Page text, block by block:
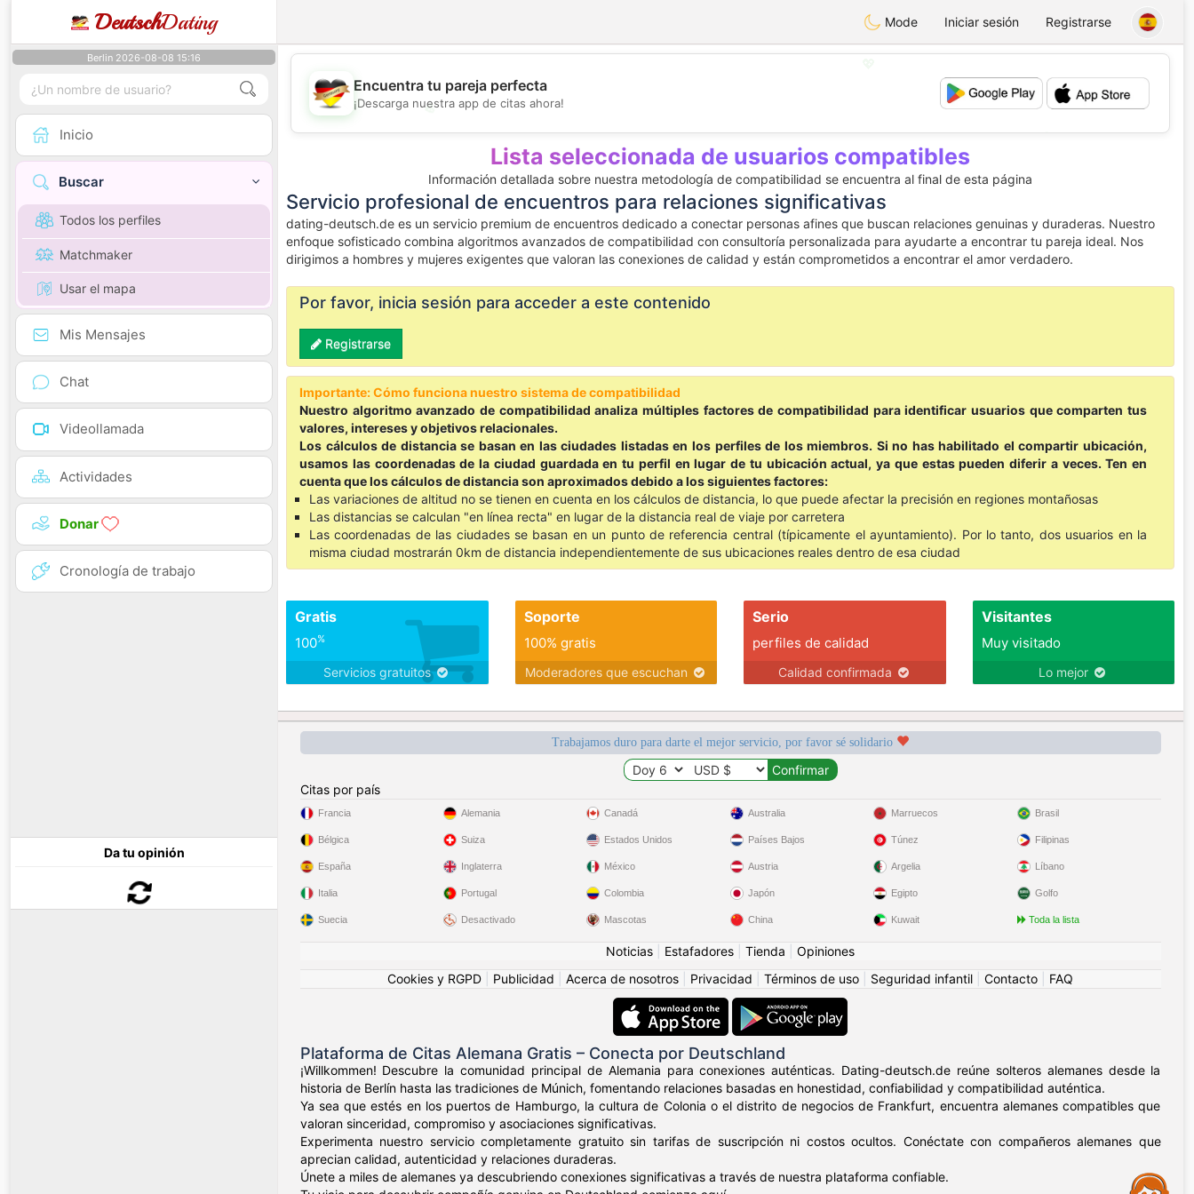
DeutschDating Mode Iniciar sesión Registrarse
Berlin 2026-08-08 15:16
Inicio
Buscar
Todos los perfiles
Matchmaker
Usar el mapa
Mis Mensajes
Chat
Videollamada
Actividades
Donar
Cronología de trabajo
Da tu opinión
💖
💕
💕
Encuentra tu pareja perfecta
¡Descarga nuestra app de citas ahora!
Lista seleccionada de usuarios compatibles
Información detallada sobre nuestra metodología de compatibilidad se encuentra al final de esta página
Servicio profesional de encuentros para relaciones significativas
dating-deutsch.de es un servicio premium de encuentros dedicado a conectar personas afines que buscan relaciones genuinas y duraderas. Nuestro
enfoque sofisticado combina algoritmos avanzados de compatibilidad con consultoría personalizada para ayudarte a encontrar tu pareja ideal. Nos
dirigimos a hombres y mujeres exigentes que valoran las conexiones de calidad y están comprometidos a encontrar el amor verdadero.
Por favor, inicia sesión para acceder a este contenido
Registrarse
Importante: Cómo funciona nuestro sistema de compatibilidad
Nuestro algoritmo avanzado de compatibilidad analiza múltiples factores de compatibilidad para identificar usuarios que comparten tus
valores, intereses y objetivos relacionales.
Los cálculos de distancia se basan en las ciudades listadas en los perfiles de los miembros. Si no has habilitado el compartir ubicación,
usamos las coordenadas de la ciudad guardada en tu perfil en lugar de tu ubicación actual, ya que estas pueden diferir a veces. Ten en
cuenta que los cálculos de distancia son aproximados debido a los siguientes factores:
Las variaciones de altitud no se tienen en cuenta en los cálculos de distancia, lo que puede afectar la precisión en regiones montañosas
Las distancias se calculan "en línea recta" en lugar de la distancia real de viaje por carretera
Las coordenadas de las ciudades se basan en un punto de referencia central (típicamente el ayuntamiento). Por lo tanto, dos usuarios en la
misma ciudad mostrarán 0km de distancia independientemente de sus ubicaciones reales dentro de esa ciudad
Gratis
100%
Servicios gratuitos
Soporte
100% gratis
Moderadores que escuchan
Serio
perfiles de calidad
Calidad confirmada
Visitantes
Muy visitado
Lo mejor
Trabajamos duro para darte el mejor servicio, por favor sé solidario
Citas por país
Francia
Bélgica
España
Italia
Suecia
Alemania
Suiza
Inglaterra
Portugal
Desactivado
Canadá
Estados Unidos
México
Colombia
Mascotas
Australia
Países Bajos
Austria
Japón
China
Marruecos
Túnez
Argelia
Egipto
Kuwait
Brasil
Filipinas
Líbano
Golfo
Toda la lista
Noticias Estafadores Tienda
Opiniones
Cookies y RGPD
Publicidad Acerca de nosotros Privacidad Términos de uso Seguridad infantil Contacto FAQ
Plataforma de Citas Alemana Gratis – Conecta por Deutschland
¡Willkommen! Descubre la comunidad principal de Alemania para conexiones auténticas. Dating-deutsch.de reúne solteros alemanes desde la
historia de Berlín hasta las tradiciones de Múnich, fomentando relaciones basadas en honestidad, confiabilidad y compatibilidad auténtica.
Ya sea que estés en los puertos de Hamburgo, la cultura de Colonia o el distrito de negocios de Frankfurt, encuentra alemanes compatibles que
valoran sinceridad, compromiso y asociaciones significativas.
Experimenta nuestro servicio completamente gratuito sin tarifas de suscripción ni costos ocultos. Conéctate con compañeros alemanes que
aprecian calidad, autenticidad y relaciones duraderas.
Únete a miles de alemanes ya descubriendo conexiones significativas a través de nuestra plataforma confiable.
Assistance